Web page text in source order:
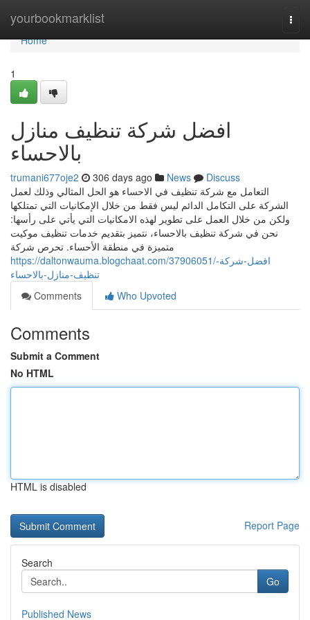
yourbookmarklist
Home
Home
1
افضل شركة تنظيف منازل
بالاحساء
trumani677oje2 306 days ago News
Discuss
التعامل مع شركة تنظيف في الاحساء هو الحل المثالي وذلك لعمل
الشركة على التكامل الدائم ليس فقط من خلال الإمكانيات التي تمتلكها
ولكن من خلال العمل على تطوير لهذه الامكانيات التي يأتي على رأسها:
نحن في شركة تنظيف بالاحساء، نتميز بتقديم خدمات تنظيف موكيت
متميزة في منطقة الأحساء. تحرص شركة
https://daltonwauma.blogchaat.com/37906051/افضل-شركة-
تنظيف-منازل-بالاحساء
Comments
Who Upvoted
Comments
Submit a Comment
No HTML
HTML is disabled
Report Page
Search
Go
Published News